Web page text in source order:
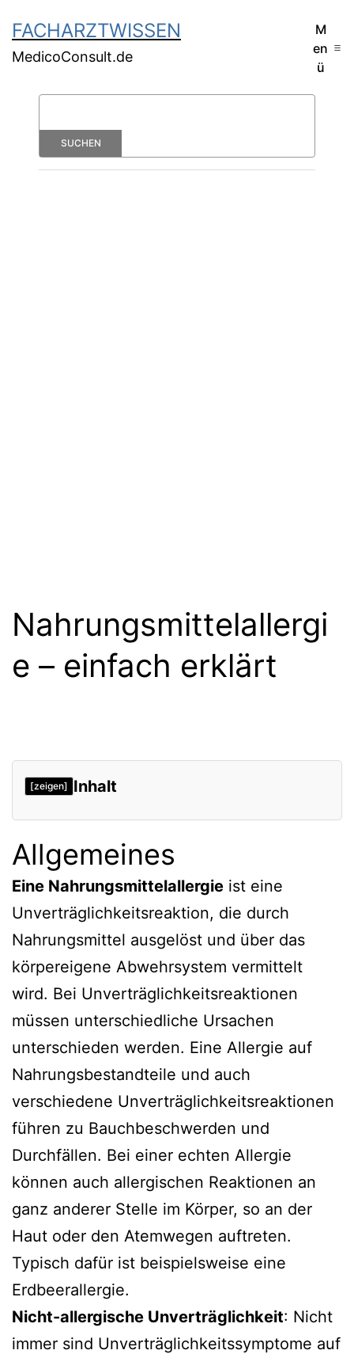
FACHARZTWISSEN
MedicoConsult.de
M
en
ü
Nahrungsmittelallergi
e – einfach erklärt
[zeigen] Inhalt
Allgemeines
Wie eine Nahrungsmittelallergie
entsteht
Symptome einer Nahrungsmittelallergie
Die häufigsten Beschwerden
Mögliche Auswirkungen
Häufige Allergene in der Nahrung
Diagnostik
Nahrungsmittelallergene
Der Hauttest (Pricktest)
Der RAST
Bedeutung einer Eliminationsdiät
Abgrenzung von anderen Ursachen
Verweise
Allgemeines
Eine Nahrungsmittelallergie ist eine
Unverträglichkeitsreaktion, die durch
Nahrungsmittel ausgelöst und über das
körpereigene Abwehrsystem vermittelt
wird. Bei Unverträglichkeitsreaktionen
müssen unterschiedliche Ursachen
unterschieden werden. Eine Allergie auf
Nahrungsbestandteile und auch
verschiedene Unverträglichkeitsreaktionen
führen zu Bauchbeschwerden und
Durchfällen. Bei einer echten Allergie
können auch allergischen Reaktionen an
ganz anderer Stelle im Körper, so an der
Haut oder den Atemwegen auftreten.
Typisch dafür ist beispielsweise eine
Erdbeerallergie.
Nicht-allergische Unverträglichkeit: Nicht
immer sind Unverträglichkeitssymptome auf